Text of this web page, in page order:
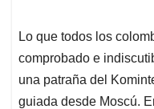
Lo que todos los
comprobado e
una patraña del
guiada desde Moscú.